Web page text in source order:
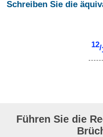
Schreiben Sie die
12/
Führen Sie die